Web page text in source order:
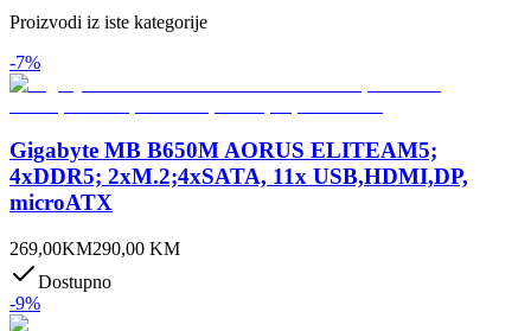
Proizvodi iz iste kategorije
-7%
Gigabyte MB B650M AORUS ELITEAM5;
4xDDR5; 2xM.2;4xSATA, 11x USB,HDMI,DP,
microATX
269,00KM290,00 KM
Dostupno
-9%